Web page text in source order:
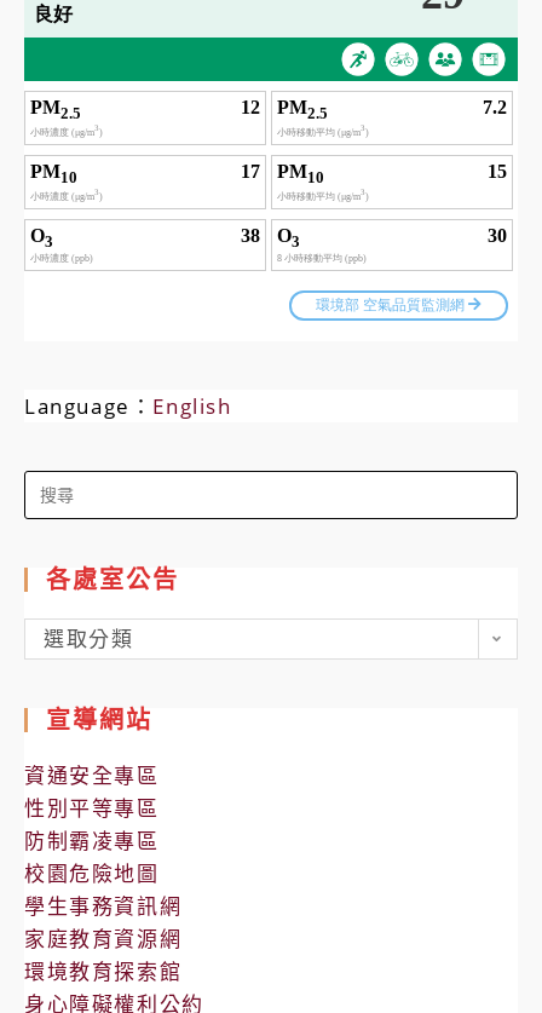
Language： English
Search
for:
各處室公告
各
處
公
告
選取分類
宣導網站
資通安全專區
性別平等專區
防制霸凌專區
校園危險地圖
學生事務資訊網
家庭教育資源網
環境教育探索館
身心障礙權利公約